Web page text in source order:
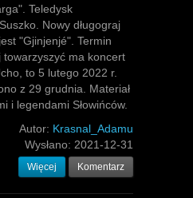
Teledysk
Nowy długograj
"Gjinjenjé". Termin
towarzyszyć ma koncert
to 5 lutego 2022 r.
z 29 grudnia. Materiał
i legendami Słowińców.
Autor: Krasnal_Adamu
Wysłano: 2021-12-31
Więcej Komentarz